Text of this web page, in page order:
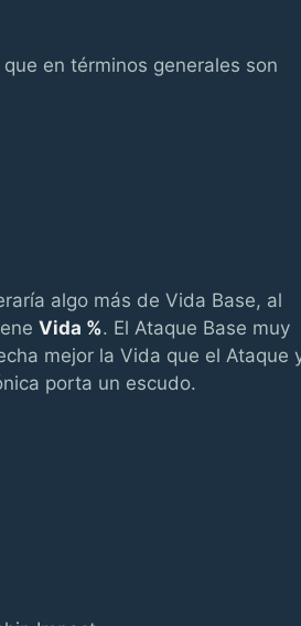
en términos generales son
algo más de Vida Base, al
Vida %. El Ataque Base muy
mejor la Vida que el Ataque
porta un escudo.